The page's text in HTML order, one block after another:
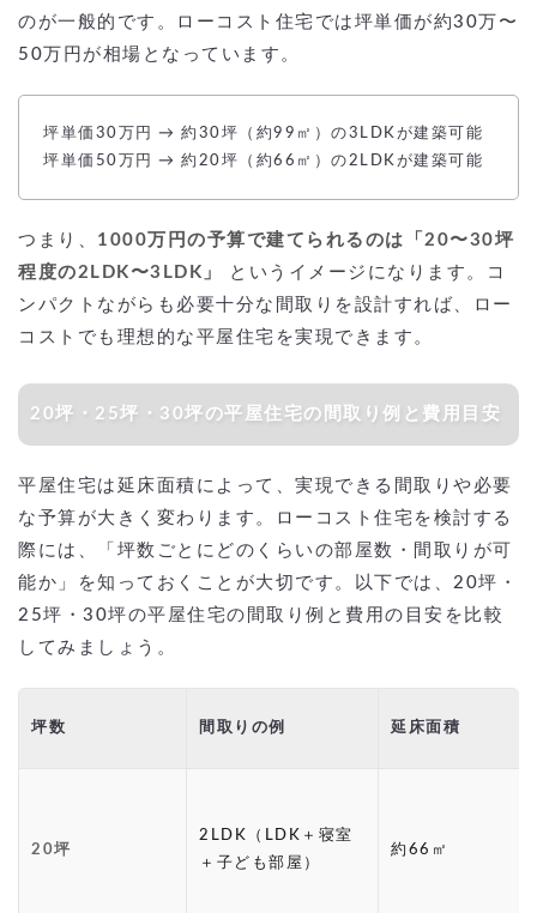
のが一般的です。ローコスト住宅では坪単価が約30万〜
50万円が相場となっています。
坪単価30万円 → 約30坪（約99㎡）の3LDKが建築可能
坪単価50万円 → 約20坪（約66㎡）の2LDKが建築可能
つまり、 1000万円の予算で建てられるのは「20〜30坪
程度の2LDK〜3LDK」
というイメージになります。コ
ンパクトながらも必要十分な間取りを設計すれば、ロー
コストでも理想的な平屋住宅を実現できます。
20坪・25坪・30坪の平屋住宅の間取り例と費用目安
平屋住宅は延床面積によって、実現できる間取りや必要
な予算が大きく変わります。ローコスト住宅を検討する
際には、「坪数ごとにどのくらいの部屋数・間取りが可
能か」を知っておくことが大切です。以下では、20坪・
25坪・30坪の平屋住宅の間取り例と費用の目安を比較
してみましょう。
坪数 間取りの例 延床面積
20坪
2LDK（LDK＋寝室
＋子ども部屋）
約66㎡